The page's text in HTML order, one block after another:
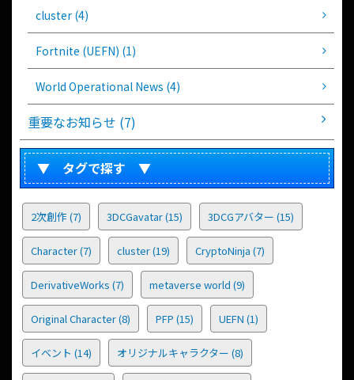
cluster (4)
Fortnite (UEFN) (1)
World Operational News (4)
重要なお知らせ (7)
▼ タグで探す ▼
2次創作 (7) 3DCGavatar(15) 3DCGアバター (15)
Character(7) cluster(19) CryptoNinja (7)
DerivativeWorks (7) metaverse world (9)
Original Character(8) PFP (15) UEFN (1)
イベント (14) オリジナルキャラクター (8)